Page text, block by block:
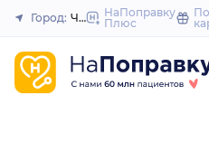
Город: ЧелябинскНаПоправку
Плюс